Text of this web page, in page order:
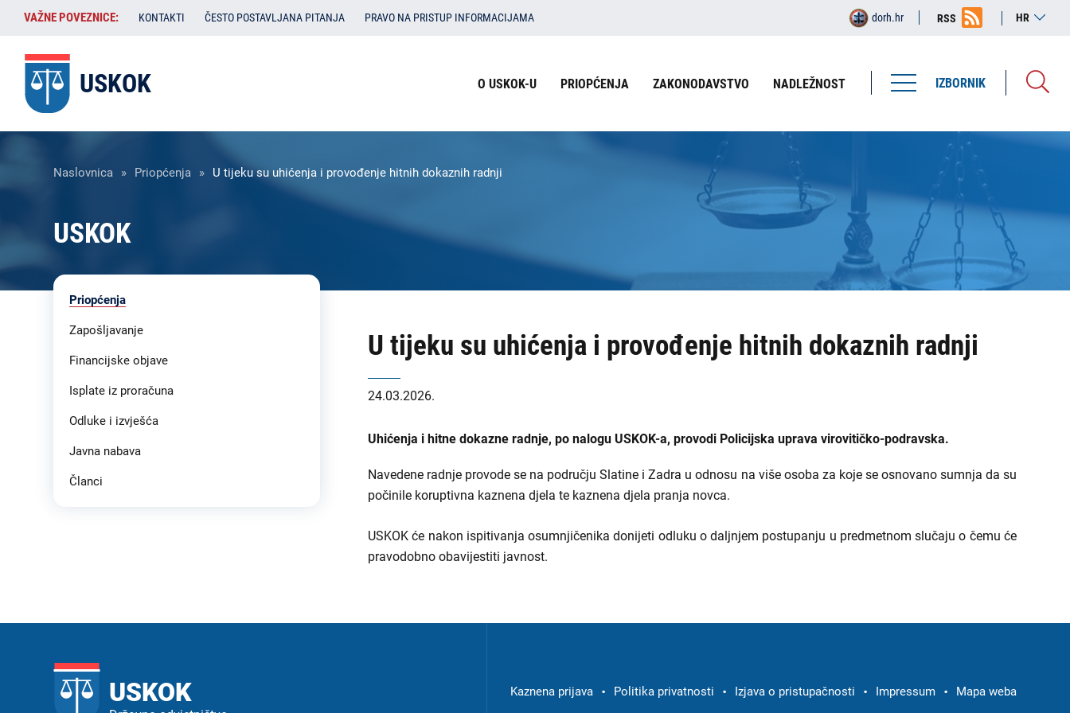
Skoči
sadržaj
VAŽNE
POVEZNICE:
VAŽNE POVEZNICE: KONTAKTI ČESTO POSTAVLJANA PITANJA PRAVO NA PRISTUP INFORMACIJAMA HR
RSS
dorh.hr
IZBORNIK
USKOK
zaglavlju
O USKOK-U PRIOPĆENJA ZAKONODAVSTVO NADLEŽNOST
Breadcrumb
Naslovnica Priopćenja U tijeku su uhićenja i provođenje hitnih dokaznih radnji
USKOK
U tijeku su uhićenja i provođenje hitnih dokaznih radnji
24.03.2026.
Uhićenja i hitne dokazne radnje, po nalogu USKOK-a, provodi Policijska uprava virovitičko-podravska.
Navedene radnje provode se na području Slatine i Zadra u odnosu na više osoba za koje se osnovano sumnja da su
počinile koruptivna kaznena djela te kaznena djela pranja novca.
USKOK će nakon ispitivanja osumnjičenika donijeti odluku o daljnjem postupanju u predmetnom slučaju o čemu će
pravodobno obavijestiti javnost.
Liste
-
Priopćenja
Zapošljavanje
Financijske objave
Isplate iz proračuna
Odluke i izvješća
Javna nabava
Članci
USKOK
podnožju
Kaznena prijava Politika privatnosti Izjava o pristupačnosti Impressum Mapa weba